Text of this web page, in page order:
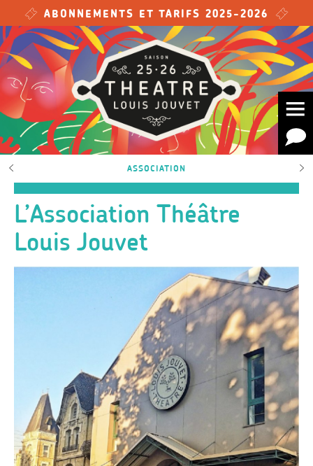
Skip to main content
ABONNEMENTS ET TARIFS 2025-2026
ASSOCIATION
L’Association Théâtre
Louis Jouvet